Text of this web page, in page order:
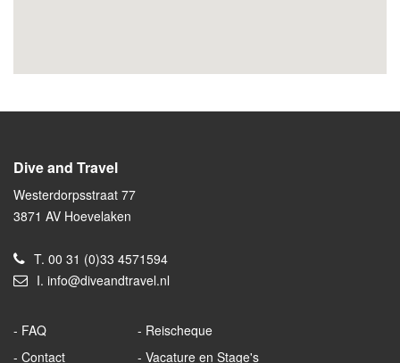
Dive and Travel
Westerdorpsstraat 77
3871 AV Hoevelaken
T. 00 31 (0)33 4571594
I. info@diveandtravel.nl
FAQ
Contact
Reischeque
Vacature en Stage's